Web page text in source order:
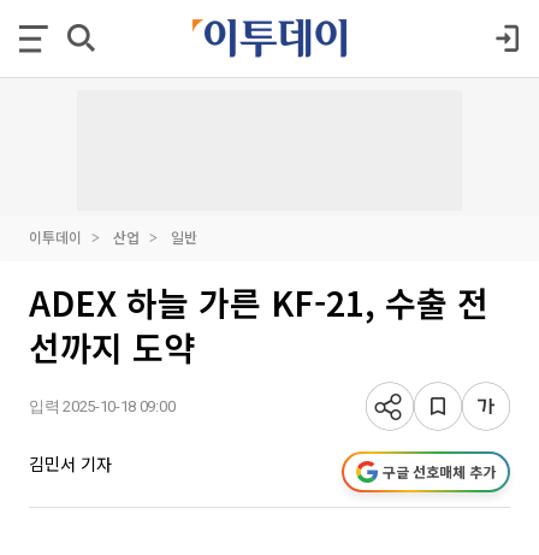
이투데이 산업 일반
ADEX 하늘 가른 KF-21, 수출 전
선까지 도약
입력 2025-10-18 09:00
김민서 기자 구글 선호매체 추가